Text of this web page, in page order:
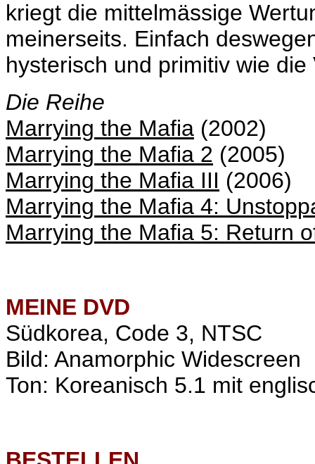
kriegt die mittelmässige
meinerseits. Einfach
hysterisch und primitiv wie die
Die Reihe
Marrying the Mafia (2002)
Marrying the Mafia 2 (2005)
Marrying the Mafia III (2006)
Marrying the Mafia 4:
Marrying the Mafia 5: Return
MEINE DVD
Südkorea, Code 3, NTSC
Bild: Anamorphic Widescreen
Ton: Koreanisch 5.1 mit